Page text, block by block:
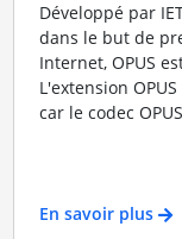
Développé par
dans le but de
Internet, OPUS
L'extension
car le codec
En savoir plus